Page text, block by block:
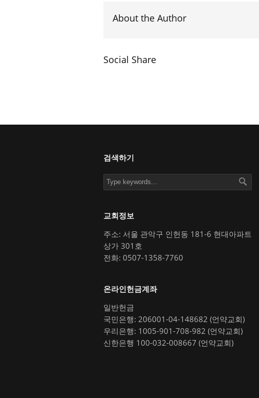
About the Author
Social Share
검색하기
교회정보
주소: 서울 관악구 인헌동 181-6 현대아파트
상가 301호
전화: 0507-1358-7760
온라인헌금계좌
일반헌금
국민은행: 206001-04-148682 (언약교회)
우리은행: 1005-901-708-982 (언약교회)
신한은행 100-032-008667 (언약교회)